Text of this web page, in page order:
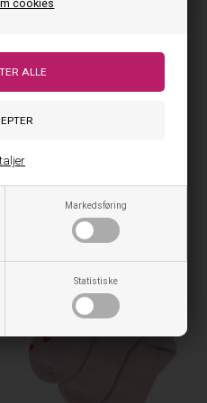
cookies
Markedsføring
Statistiske
Minipop Bamboo Strømper
MP55 (3pak.) - Rose Heart